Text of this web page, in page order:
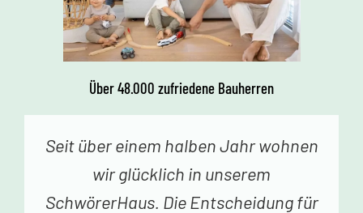
Über 48.000 zufriedene Bauherren
Vor einer Woche erhielten wir den
Schlüssel zu unserem Traumhaus.
Jedes Betreten begeistert uns. Vielen